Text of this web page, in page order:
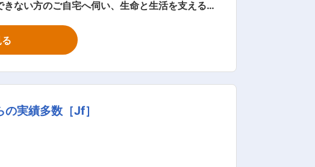
ッショナルな介護士としても成長できます。 人
実績多数［Jf］